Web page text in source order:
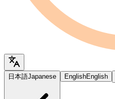
日本語Japanese EnglishEnglish